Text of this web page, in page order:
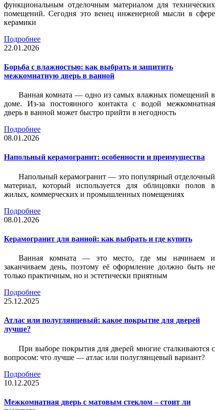
функциональным отделочным материалом для технических
помещений. Сегодня это венец инженерной мысли в сфере
керамики
Подробнее
22.01.2026
Борьба с влажностью: как выбрать и защитить
межкомнатную дверь в ванной
Ванная комната — одно из самых влажных помещений в
доме. Из-за постоянного контакта с водой межкомнатная
дверь в ванной может быстро прийти в негодность
Подробнее
08.01.2026
Напольный керамогранит: особенности и преимущества
Напольный керамогранит — это популярный отделочный
материал, который используется для облицовки полов в
жилых, коммерческих и промышленных помещениях
Подробнее
08.01.2026
Керамогранит для ванной: как выбрать и где купить
Ванная комната — это место, где мы начинаем и
заканчиваем день, поэтому её оформление должно быть не
только практичным, но и эстетически приятным
Подробнее
25.12.2025
Атлас или полуглянцевый: какое покрытие для дверей
лучше?
При выборе покрытия для дверей многие сталкиваются с
вопросом: что лучше — атлас или полуглянцевый вариант?
Подробнее
10.12.2025
Межкомнатная дверь с матовым стеклом – стоит ли